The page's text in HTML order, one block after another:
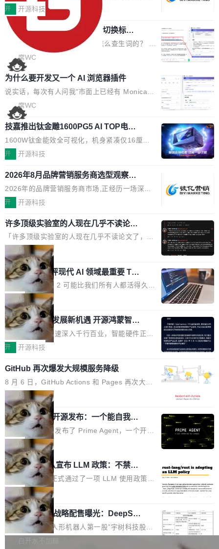
体验优化与修复 •页面与体验优化 优化工作台首
页 UI 展示效果，提升页面使用体验。 优化防切
屏提醒规则，调整为每次切屏均触发提示，提升
考试规范性。 优化登录状...
汇报、工作日志、日常办公、财务管理、客户管
理、合同管理、项目管理、任务管理等功能模
块。系统简约，易于功能扩展，方便二次开发，
可以用来做日常 OA，CRM，ERP，业务管理等
系统。 勾股OA6.0.2版本主要是对勾股OA 6第
一个大版本发布的部分功能细节优化和bug问题
修复的版本，具体更新日志如下： 1、补全新版
本的各个审批类型的审批单导出 2、优化各个审
成为用户获取信息的主要入口,品牌竞争的逻辑变
了:不再是争抢关键词排名,而是想办法进入AI脱
口而出的那个答案。"GEO公司推荐"这个搜索词
背后,折射的是企业面对新兴服务赛道时的集体困
惑——该信谁、看什么、怎么选。 据易观分析
《中国GEO市场产业图谱》数据,2026年中国GE
O行业规模预计达942亿元,同比增长169.7%。G
artner同期预测,传统搜索引擎访问量年内将下滑
25%,AI载体流量占比突破40%;埃森哲2025年中
国消费者调研则指出,37%的用户在有明确购买需
求时倾向于先问AI。几组数据指向一致:GEO已
从营销"加分项"变成品牌在AI时...
开 开源科技
任意网页划词 AI 问答：不用切换标签页
的效率秘诀
看英文技术文档的时候，你是怎么查生词的？ 我
猜大多数人的流程是：选中单词 → Ctrl+C → 切
到翻译标签页 → Ctrl+V → 看翻译 → 切回原
文。遇到不懂的代码片段，再切到 ChatGPT 问
一下。来回切换几次，思路早断了。 今天介绍的
开源 Chrome 扩展 AI Helper，有一个划词浮动
工具栏功能，能让你在任意网页选中文本就直接
用 AI，完全不用切换标签页。 划词工具栏是什
么 安装 AI Helper 后，在任意网页选中文本，选
区旁边会自动浮现一个工具栏： 工具 功能 典型
场景 AI 搜索 联网搜索相关信息 看到陌生概念，
想快速了解背景 解释 让 AI 解释选中文本 读到
费解...
席WC
为什么要开发又一个 AI 浏览器插件
说实话，每次有人问我"市面上已经有 Monica、
Sider、Copilot for Chrome 这些 AI 浏览器插件
了，你为什么还要再做一个"，我都觉得这个问题
问得好。 因为我自己也是从用户变成开发者的。
现有产品的天花板 我用过不少 AI 浏览器插件。
刚开始觉得都挺好——选中一段文字，弹出解
要。但用久了你会发现，它们本质上都是同一类
东西：一个带网页上下文的聊天框。 它们能读取
页面的文本，然后把文本丢给大模型，再返回一
段回答。仅此而已。 这当然有用，但总觉得差点
意思。比如我在一个后台管理系统里，需要填50
个表单字段，每个字段还有联动逻辑；比如我
想...
席WC
技嘉推出钛金雕1600PG5 AI TOP电
源：为发烧级主机与本地AI算力打造旗
舰供电方案
1600W钛金能效全可视化，机身紧凑仅16厘米
继2026台北电脑展首度亮相后，技嘉科技近日正
电源专为发烧级DIY主机与本地AI算力平台打
造，整机长度仅16厘米，提供1600W额定功率
与80PLUS钛金能效；支持ATX 3.1与PCIe 5.1
规范，结合服务器级元件、完善供电线材与内置
实时LCD监控屏，可充分满足当下高阶PC主机
的严苛使用需求。 澎湃功率，紧凑机身 钛金雕1
600PG5 AI TOP具备强悍输出功率，同时实现
机身尺寸大幅精简。整机长度仅16厘米，属于同
功率段机身尺寸十分紧凑的1600W电源产品。小
巧机身有效提升市面主流标准A...
开 开源科技
2026年8月品牌营销服务商选型观察：
从流量思维到品牌资产思维的范式转移
2026年的品牌营销服务商市场,正经历一场深刻
的价值重构。全球全案品牌代理机构市场从2025
复合增长率达5.44%,预计2032年将突破120亿美
元。数字广告与公共关系相关服务市场更是从20
25年的8463亿美元扩张至2026年的8763亿美
元。数字的背后是一个清晰的事实——品牌对专
业化营销服务的需求从未如此迫切。 但市场扩容
的同时,服务商的竞争逻辑正在改变。2026年Top
Agency年度合辑的观察指出,“产品”这个离消费
者最近的载体,在整个品牌营销层面的权重显著变
高了。全域营销服务商的竞争正在从规模转向深
度,案例厚度、全域覆盖、多线协同...
开 开源科技
许多顶级实验室的人现在几乎不读论文
了
「许多顶级实验室的人现在几乎不读论文了，而
且他们认为 ICLR/ICML/NeurIPS 充斥着大量过
度宣传和欺诈。」 OpenAI 研究员 Keller Jorda
n 这条推文引发了广泛讨论。他不是在说风凉
话，他是说出了一个圈内人尽皆知但很少公开捅
破的事实。 Jordan 随后补充了一句软化声明：
「我不认为这些会议上大部分论文都在过度宣传
或造假。问题是，作为读者，如果你筛选出那些
看起来最令人兴奋的论文，那它们大部分都是过
度宣传的。」 这才是真正的痛点。不是所有论文
都有问题，是最吸引眼球的那批论文最有问题。
他引用的帖子来自 Mathew Shen，一位 ICLR 2
026 的读者：「看了篇 ...
局
xAI 前工程师评现代 AI 领域最重要 Top
3 开源项目
Flash Attention 2 可能比我们所有人都活得久。
这句话不是来自某个技术博客，而是出自 Hieu
Pham 的一条推文。Hieu Pham 是谁？他是 xAI
的早期工程师之一，在 Grok 训练基础设施团队
工作过。近日他在 X 上发了一条帖子，列出了他
认为现代 AI 领域最重要的三个开源项目。 第一
理由很具体。FA 系列不需要解释，但 FA2 是他
认为最重要的一个——复杂度恰到好处，刚好能
驱动你去学 CuTe，但还没被那些"邪恶的" Hopp
er++ 优化所淹没，足够容易修改和适配。 更关
键的是 FA2 的持久性...
局
共商智能硬件发展新机遇 开源鸿蒙智能
硬件开发者日杭州站即将举行
随着万物智联加速深入千行百业，智能硬件正从
单点设备迈向智能化、网联化、协同化发展。作
鸿蒙通过统一技术底座和分布式能力，为不同类
型智能设备的开发、连接与互联提供关键支撑，
也为产业链企业探索产品创新与商业增长打开新
的空间。 8月14日，开源鸿蒙智能硬件开发者日
（OHDD：OpenHarmony Hardware Develope
r Day）将在杭州启航。活动面向智能硬件产业
链企业和开发者，邀请行业专家与资深技术顾
问，围绕开源鸿蒙技术能力、设备适配、芯片适
配、功耗与稳定性调优、兼容性测评及统一互联
等内容展开系统讲解和实战交流，帮助企业进一
步了解开源鸿蒙在智能...
开 开源科技
GitHub 再次爆发大规模服务降级
8 月 6 日，GitHub Actions 和 Pages 再次大规
模服务降级，Actions 完全不可用超过 5 小时，
webhook 停发，连自托管 runner 也因调度层故
障无法工作。Pages、Copilot code review、C
opilot coding agent 全部受影响。从检测到完全
恢复，大约 12 小时。 这是 2026 年 8 月的第六
起事故，其中四起与 AI/Copilot 服务相关。 Git
Hub 员工 kdaigle 在 HN 讨论中贴出了一组数
据：2025 年全年 10 亿次 commit。现在，每周
2.75 亿次，全年预计 140 亿次。GitHub...
局
Prime Agent 开源发布：一个能自我改
进的编程 Agent，ARC-AGI 3 超越人类
专家基线
Prime Intellect 发布了 Prime Agent，一个开源
的编程 Agent Harness，核心设计围绕两个抽
象：Recursive Language Model（RLM）和 C
ontinual Harness。在 ARC-AGI 3 基准测试
上，Prime Agent + Opus 5 的组合达到了 95.
5% RHAE Best@1，超过了 ARC 报告的人类专
家基线 95.4%。 不是又一个 coding agent 包装
器 Prime Agent 的架构和市面上大多数 coding
agent 有本质区别。大多数 agent harness 的设
计是基于早期模型的能力—...
局
Rust 项目团队宣布 LLM 政策：不禁
止，但你要承认哪些代码不是你写的
Rust 语言项目正式通过了一项 LLM 使用政策，
覆盖 rust-lang/rust 单一仓库的代码贡献。这不
是项目级别的官方立场，目前由五个团队采纳，
但它可能是主流开源项目中关于 AI 辅助贡献最
细致的一份规则。 政策的核心只有一句话：LLM
可以用来分析、提炼、审阅、建议，但不能用来
局
宇树科技 IPO 战略配售曝光：DeepSe
ek 获配 93.3 万股，锁定 36 个月
8月6日晚间，“人形机器人第一股”宇树科技股份
有限公司披露IPO发行价格及战略配售结果，杭
白开水不加糖